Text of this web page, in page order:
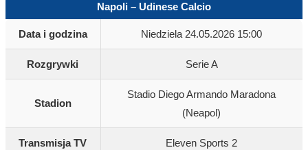
Napoli – Udinese Calcio
Data i godzina Niedziela 24.05.2026 15:00
Rozgrywki Serie A
Stadion
Stadio Diego Armando Maradona
(Neapol)
Transmisja TV Eleven Sports 2